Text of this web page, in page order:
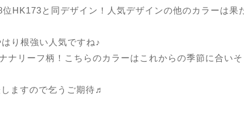
HK173と同デザイン！人気デザインの他のカラーは果
り根強い人気ですね♪
リーフ柄！こちらのカラーはこれからの季節に合いそ
ますので乞うご期待♬